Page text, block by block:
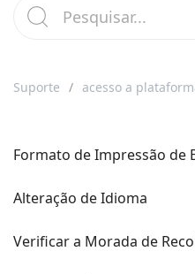
Suporte acesso a
Formato de Impressão de
Alteração de Idioma
Verificar a Morada de